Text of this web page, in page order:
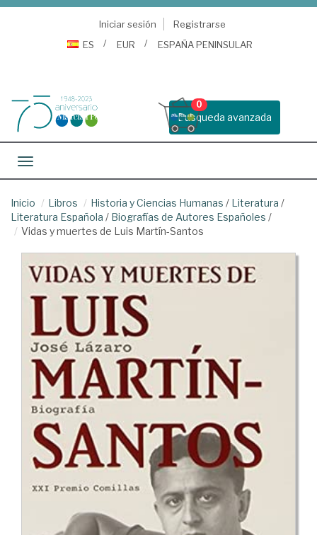
Iniciar sesión
Registrarse
ES
EUR ESPAÑA PENINSULAR
Busqueda avanzada
0
Toggle navigation
Inicio Libros Historia y Ciencias Humanas / Literatura /
Literatura Española / Biografías de Autores Españoles /
Vidas y muertes de Luis Martín-Santos